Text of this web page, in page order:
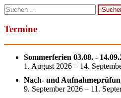
Suchen
nach:
Termine
Sommerferien 03.08. -
1. August 2026 – 14.
Nach- und
9. September 2026 – 11.